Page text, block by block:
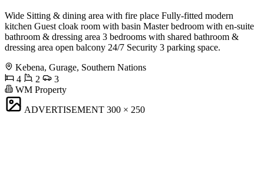
Wide Sitting & dining area with fire place Fully-fitted modern
kitchen Guest cloak room with basin Master bedroom with en-suite
bathroom & dressing area 3 bedrooms with shared bathroom &
dressing area open balcony 24/7 Security 3 parking space.
Kebena, Gurage, Southern Nations
4
2
3
WM Property
ADVERTISEMENT 300 × 250